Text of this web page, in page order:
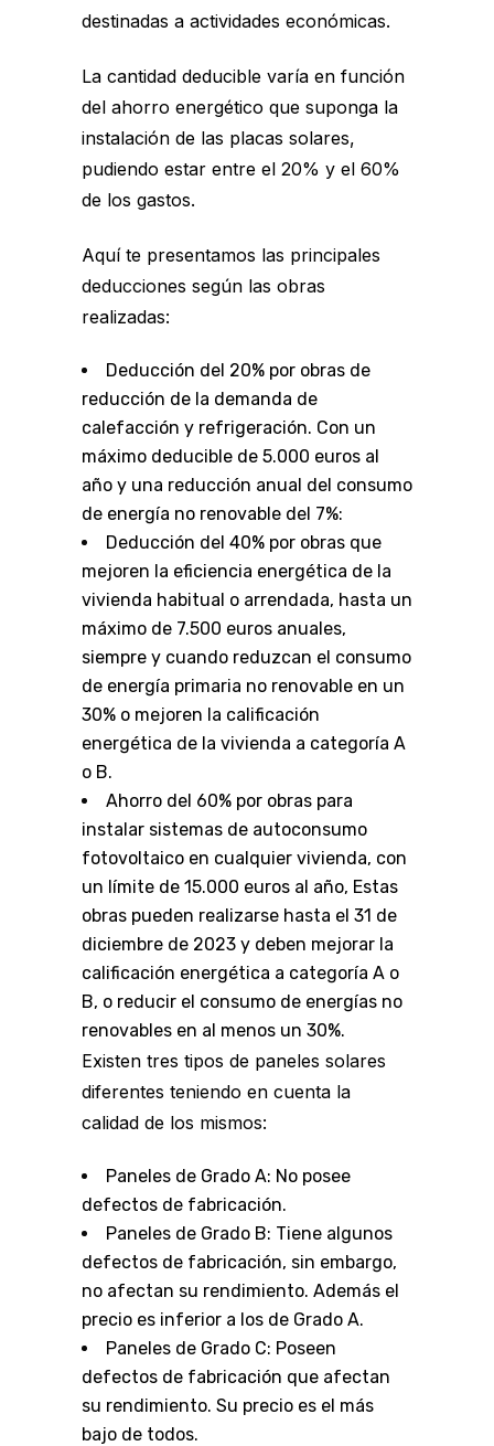
destinadas a actividades económicas.
La cantidad deducible varía en función
del ahorro energético que suponga la
instalación de las placas solares,
pudiendo estar entre el 20% y el 60%
de los gastos.
Aquí te presentamos las principales
deducciones según las obras
realizadas:
Deducción del 20% por obras de
reducción de la demanda de
calefacción y refrigeración. Con un
máximo deducible de 5.000 euros al
año y una reducción anual del consumo
de energía no renovable del 7%:
Deducción del 40% por obras que
mejoren la eficiencia energética de la
vivienda habitual o arrendada, hasta un
máximo de 7.500 euros anuales,
siempre y cuando reduzcan el consumo
de energía primaria no renovable en un
30% o mejoren la calificación
energética de la vivienda a categoría A
o B.
Ahorro del 60% por obras para
instalar sistemas de autoconsumo
fotovoltaico en cualquier vivienda, con
un límite de 15.000 euros al año, Estas
obras pueden realizarse hasta el 31 de
diciembre de 2023 y deben mejorar la
calificación energética a categoría A o
B, o reducir el consumo de energías no
renovables en al menos un 30%.
Existen tres tipos de paneles solares
diferentes teniendo en cuenta la
calidad de los mismos:
Paneles de Grado A: No posee
defectos de fabricación.
Paneles de Grado B: Tiene algunos
defectos de fabricación, sin embargo,
no afectan su rendimiento. Además el
precio es inferior a los de Grado A.
Paneles de Grado C: Poseen
defectos de fabricación que afectan
su rendimiento. Su precio es el más
bajo de todos.